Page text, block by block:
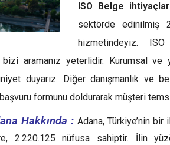
ISO Belge
sektörde edinilmiş
hizmetindeyiz.
aramanız yeterlidir. Kurumsal ve
duyarız. Diğer danışmanlık ve
formunu doldurarak müşteri
Hakkında : Adana, Türkiye’nin bir
2.220.125 nüfusa sahiptir. İlin